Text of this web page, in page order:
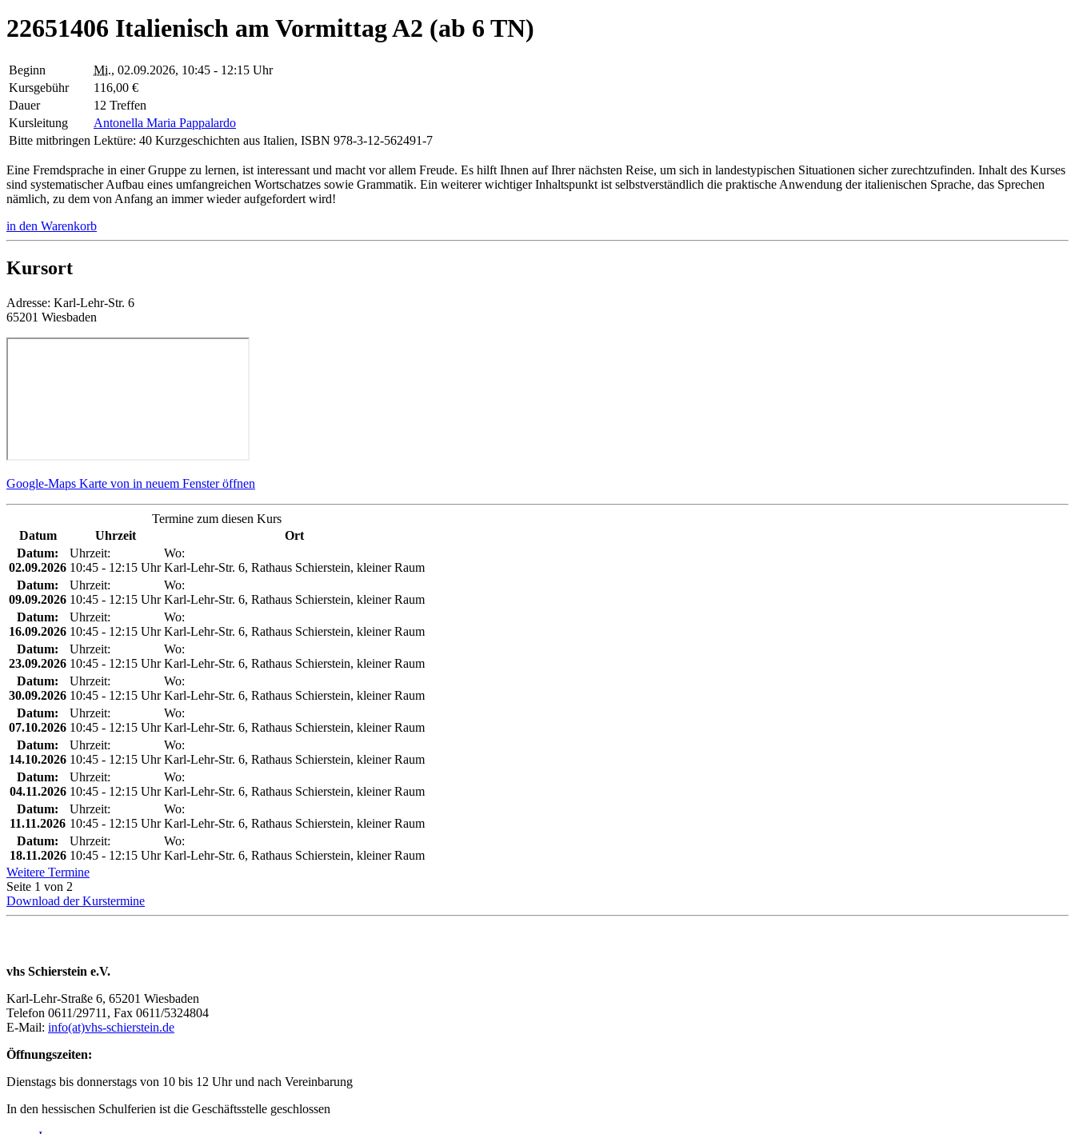
22651406 Italienisch am Vormittag A2 (ab 6 TN)
Beginn Mi., 02.09.2026, 10:45 - 12:15 Uhr
Kursgebühr
116,00 €
Dauer
12 Treffen
Kursleitung
Antonella Maria Pappalardo
Bitte mitbringen Lektüre: 40 Kurzgeschichten aus Italien, ISBN 978-3-12-562491-7
Eine Fremdsprache in einer Gruppe zu lernen, ist interessant und macht vor allem Freude. Es hilft Ihnen auf Ihrer nächsten Reise, um sich in landestypischen Situationen sicher zurechtzufinden. Inhalt des Kurses
sind systematischer Aufbau eines umfangreichen Wortschatzes sowie Grammatik. Ein weiterer wichtiger Inhaltspunkt ist selbstverständlich die praktische Anwendung der italienischen Sprache, das Sprechen
nämlich, zu dem von Anfang an immer wieder aufgefordert wird!
in den Warenkorb
Kursort
Adresse: Karl-Lehr-Str. 6
65201 Wiesbaden
Google-Maps Karte von in neuem Fenster öffnen
Termine zum diesen Kurs
Datum
Uhrzeit
Ort
Datum:
02.09.2026
Uhrzeit:
10:45 - 12:15 Uhr
Wo:
Karl-Lehr-Str. 6, Rathaus Schierstein, kleiner Raum
Datum:
09.09.2026
Uhrzeit:
10:45 - 12:15 Uhr
Wo:
Karl-Lehr-Str. 6, Rathaus Schierstein, kleiner Raum
Datum:
16.09.2026
Uhrzeit:
10:45 - 12:15 Uhr
Wo:
Karl-Lehr-Str. 6, Rathaus Schierstein, kleiner Raum
Datum:
23.09.2026
Uhrzeit:
10:45 - 12:15 Uhr
Wo:
Karl-Lehr-Str. 6, Rathaus Schierstein, kleiner Raum
Datum:
30.09.2026
Uhrzeit:
10:45 - 12:15 Uhr
Wo:
Karl-Lehr-Str. 6, Rathaus Schierstein, kleiner Raum
Datum:
07.10.2026
Uhrzeit:
10:45 - 12:15 Uhr
Wo:
Karl-Lehr-Str. 6, Rathaus Schierstein, kleiner Raum
Datum:
14.10.2026
Uhrzeit:
10:45 - 12:15 Uhr
Wo:
Karl-Lehr-Str. 6, Rathaus Schierstein, kleiner Raum
Datum:
04.11.2026
Uhrzeit:
10:45 - 12:15 Uhr
Wo:
Karl-Lehr-Str. 6, Rathaus Schierstein, kleiner Raum
Datum:
11.11.2026
Uhrzeit:
10:45 - 12:15 Uhr
Wo:
Karl-Lehr-Str. 6, Rathaus Schierstein, kleiner Raum
Datum:
18.11.2026
Uhrzeit:
10:45 - 12:15 Uhr
Wo:
Karl-Lehr-Str. 6, Rathaus Schierstein, kleiner Raum
Weitere Termine
Seite 1 von 2
Download der Kurstermine
vhs Schierstein e.V.
Karl-Lehr-Straße 6, 65201 Wiesbaden
Telefon 0611/29711, Fax 0611/5324804
E-Mail: info(at)vhs-schierstein.de
Öffnungszeiten:
Dienstags bis donnerstags von 10 bis 12 Uhr und nach Vereinbarung
In den hessischen Schulferien ist die Geschäftsstelle geschlossen